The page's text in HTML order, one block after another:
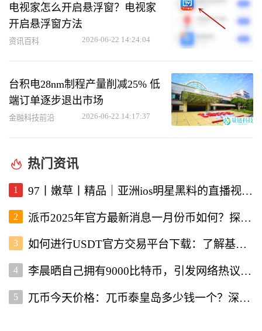
电视家怎么开启悬浮窗？电视家
开启悬浮窗方法
资讯百科 2026-06-22 14:24:04
台积电28nm制程产量削减25% 低
端订单逐步退出市场
金融科技前沿 2026-06-22 14:17:37
热门资讯
1 97丨嫩草丨精品｜亚洲ios明星黑料的直播视频软件深度解析
2 派币2025年官方最新消息一月份币如何？探讨未来发展与行情走势
3 如何进行USDT官方交易平台下载：了解基本流程与注意事项
4 李晨晒自己拥有9000比特币，引发网络热议与投资者关注
5 兀币今天价格：兀币泰皇岛多少钱一个？深入分析市场现状与未来走向